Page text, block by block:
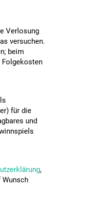
Verlosung
versuchen.
beim
Folgekosten
für die
und
,
Wunsch